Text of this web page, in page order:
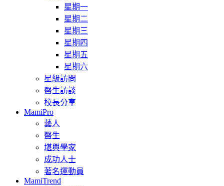
星期一
星期二
星期三
星期四
星期五
星期六
星級訪問
醫生訪談
校長分享
MamiPro
藝人
醫生
堪輿學家
成功人士
著名運動員
MamiTrend